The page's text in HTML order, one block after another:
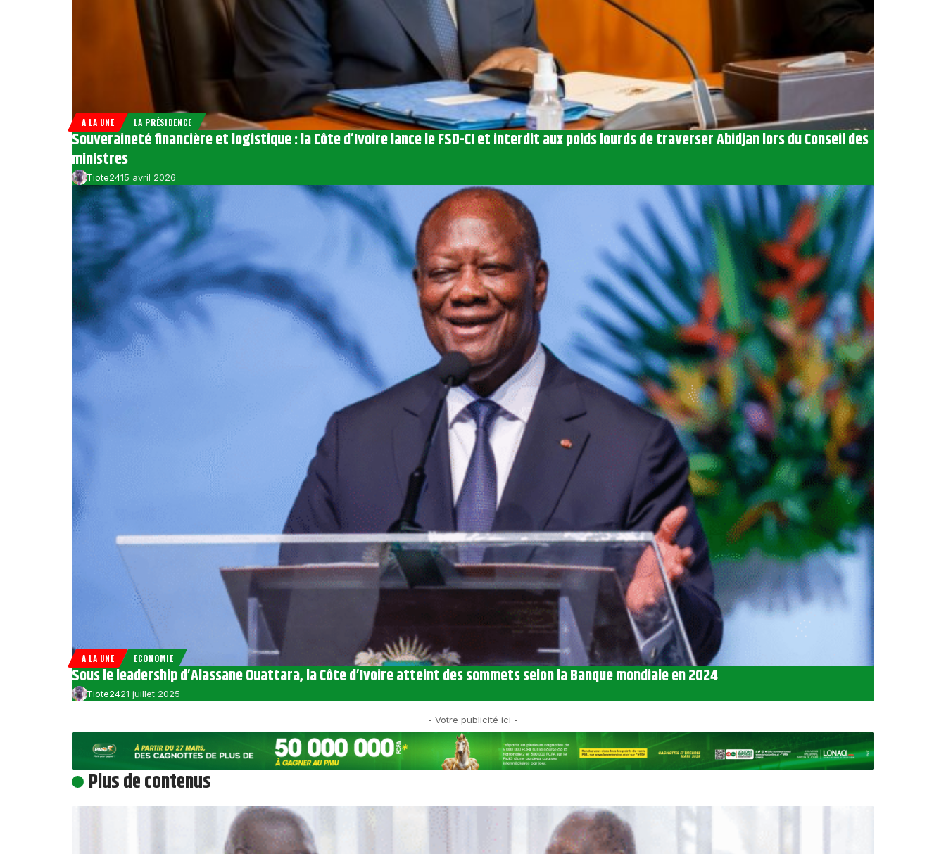
A LA UNE LA PRÉSIDENCE
Souveraineté financière et logistique : la Côte d’Ivoire lance le FSD-CI et interdit aux poids lourds de traverser Abidjan lors du Conseil des
ministres
Tiote2415 avril 2026
A LA UNE ECONOMIE
Sous le leadership d’Alassane Ouattara, la Côte d’Ivoire atteint des sommets selon la Banque mondiale en 2024
Tiote2421 juillet 2025
- Votre publicité ici -
Plus de contenus